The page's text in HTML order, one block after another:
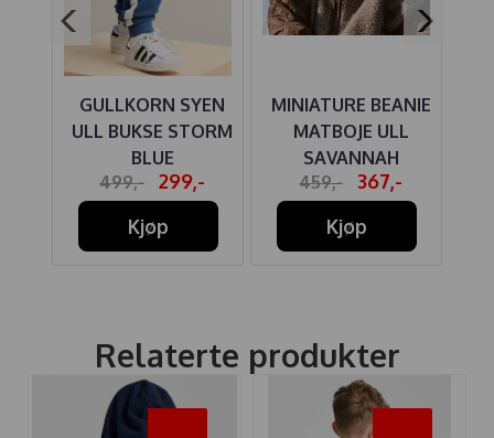
GULLKORN SYEN
ULL BUKSE STORM
BLUE
499,-
299,-
Kjøp
MINIATURE BEANIE
MATBOJE ULL
SAVANNAH
459,-
367,-
Kjøp
Relaterte produkter